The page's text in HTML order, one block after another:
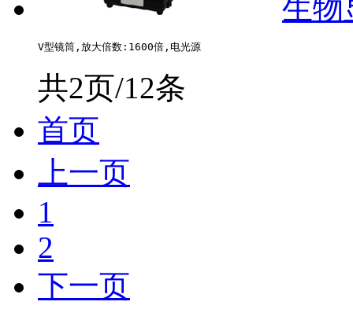
生物
共2页/12条
首页
上一页
1
2
下一页